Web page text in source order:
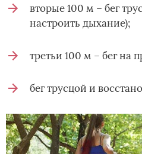
вторые 100 м – бег
настроить дыхание);
третьи 100 м – бег на
бег трусцой и